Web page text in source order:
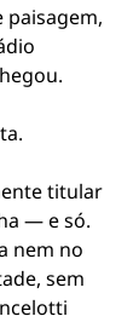
paisagem,
titular
— e só.
nem no
sem